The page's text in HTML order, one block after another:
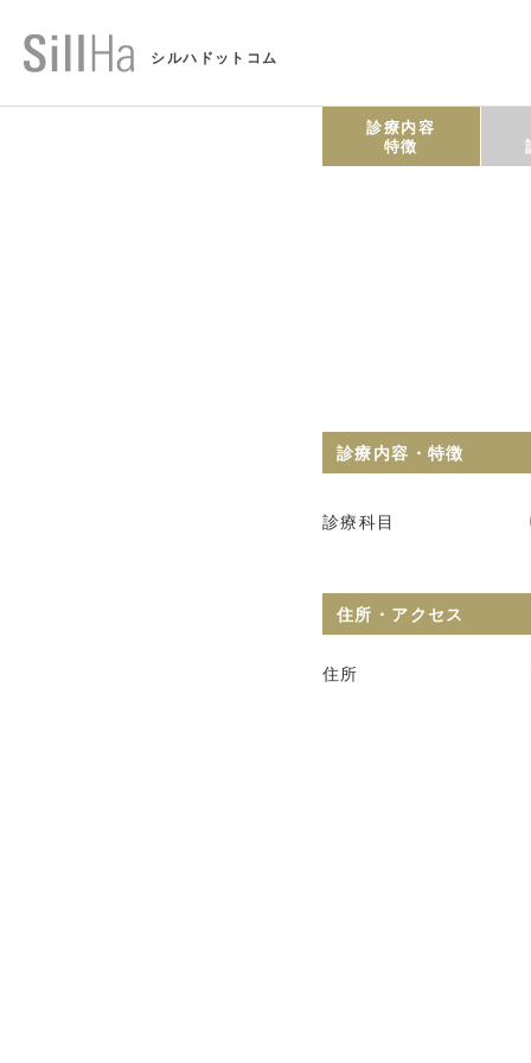
シルハドットコム
診療内容
特徴
診療内容・特徴
診療科目
住所・アクセス
住所